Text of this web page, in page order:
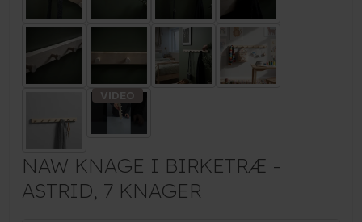
NAW KNAGE I BIRKETRÆ -
ASTRID, 7 KNAGER